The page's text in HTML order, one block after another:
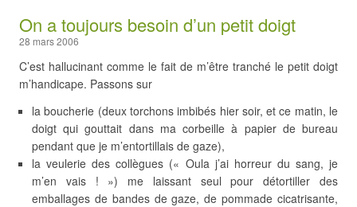
On a toujours besoin d’un petit doigt
28 mars 2006
C’est hallucinant comme le fait de m’être tranché le petit doigt
m’handicape. Passons sur
la boucherie (deux torchons imbibés hier soir, et ce matin, le
doigt qui gouttait dans ma corbeille à papier de bureau
pendant que je m’entortillais de gaze),
la veulerie des collègues (« Oula j’ai horreur du sang, je
m’en vais ! ») me laissant seul pour détortiller des
emballages de bandes de gaze, de pommade cicatrisante,